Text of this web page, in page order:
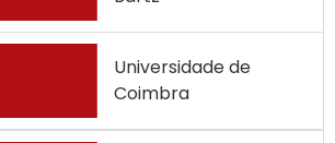
Universidade de
Coimbra